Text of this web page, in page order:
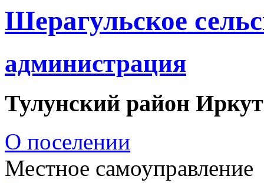
Шерагульское
администрация
Тулунский район
О поселении
Местное самоуправление